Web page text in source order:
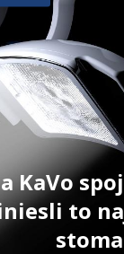
Carestream
OPG
ZOBRAZIŤ
KaVo
to